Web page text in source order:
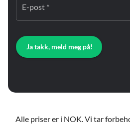
E-post *
Ja takk, meld meg på!
Alle priser er i NOK. Vi tar